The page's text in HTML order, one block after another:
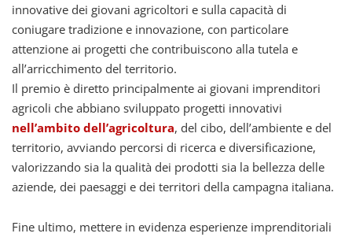
innovative dei giovani agricoltori e sulla capacità di
coniugare tradizione e innovazione, con particolare
attenzione ai progetti che contribuiscono alla tutela e
all’arricchimento del territorio.
Il premio è diretto principalmente ai giovani imprenditori
agricoli che abbiano sviluppato progetti innovativi
nell’ambito dell’agricoltura, del cibo, dell’ambiente e del
territorio, avviando percorsi di ricerca e diversificazione,
valorizzando sia la qualità dei prodotti sia la bellezza delle
aziende, dei paesaggi e dei territori della campagna italiana.
Fine ultimo, mettere in evidenza esperienze imprenditoriali